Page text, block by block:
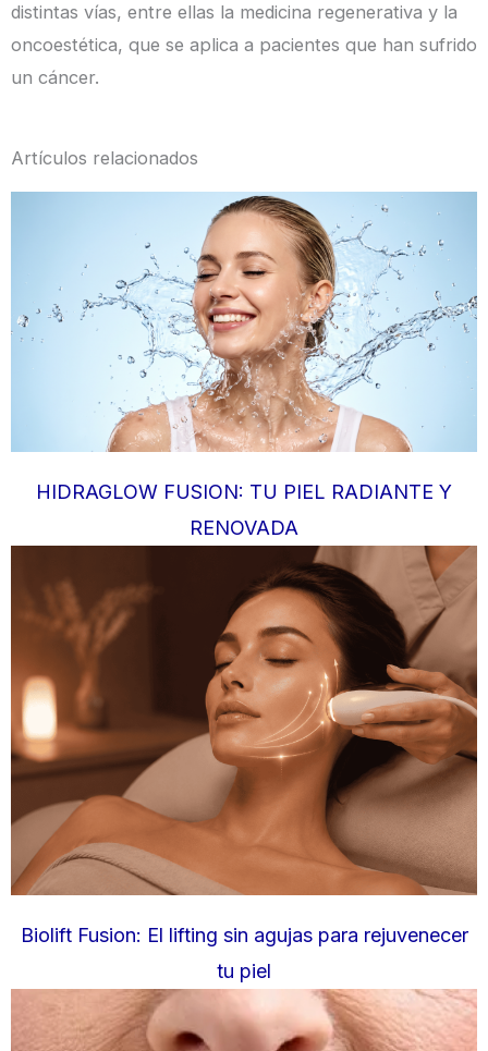
distintas vías, entre ellas la medicina regenerativa y la
oncoestética, que se aplica a pacientes que han sufrido
un cáncer.
Artículos relacionados
HIDRAGLOW FUSION: TU PIEL RADIANTE Y
RENOVADA
Biolift Fusion: El lifting sin agujas para rejuvenecer
tu piel